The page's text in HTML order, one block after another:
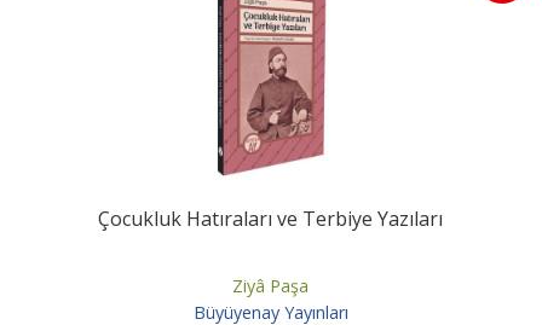
Çocukluk Hatıraları ve Terbiye Yazıları
Ziyâ Paşa
Büyüyenay Yayınları